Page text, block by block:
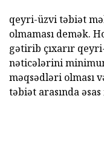
qeyri-üzvi təbiət
olmaması demək.
gətirib çıxarır
nəticələrini
məqsədləri olması
təbiət arasında